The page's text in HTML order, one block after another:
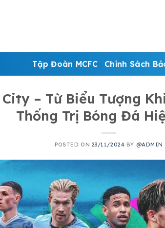
Tập Đoàn MCFC Chính Sách
– Từ Biểu Tượng
Thống Trị Bóng Đá
POSTED ON 23/11/2024 BY @ADMIN